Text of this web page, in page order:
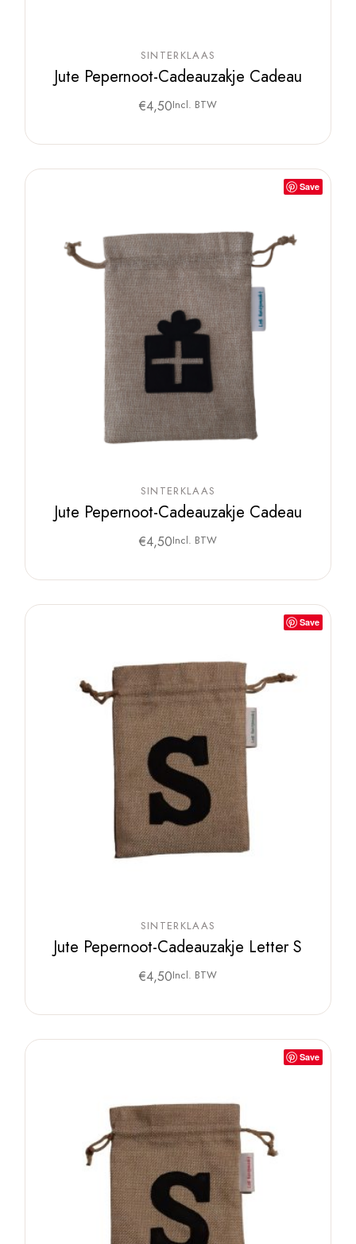
SINTERKLAAS
Jute Pepernoot-Cadeauzakje Cadeau
€4,50Incl. BTW
Save
SINTERKLAAS
Jute Pepernoot-Cadeauzakje Cadeau
€4,50Incl. BTW
Save
SINTERKLAAS
Jute Pepernoot-Cadeauzakje Letter S
€4,50Incl. BTW
Save